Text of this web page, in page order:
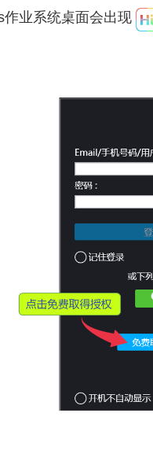
业系统桌面会出现